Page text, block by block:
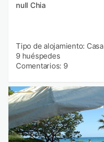
null Chia
Tipo de alojamiento: Casa
9 huéspedes
Comentarios: 9